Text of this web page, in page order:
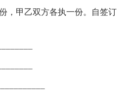
，甲乙双方各执一份。自签订